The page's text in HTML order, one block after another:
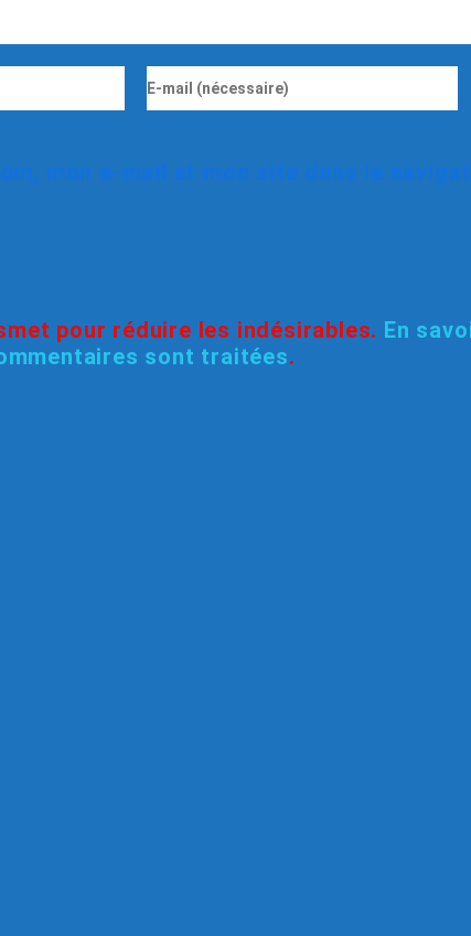
mon e-mail et mon site dans le
pour réduire les indésirables. En
sont traitées.